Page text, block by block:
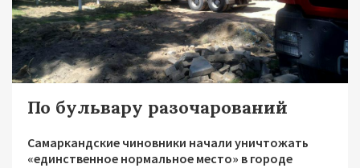
По бульвару разочарований
Самаркандские чиновники начали уничтожать
«единственное нормальное место» в городе